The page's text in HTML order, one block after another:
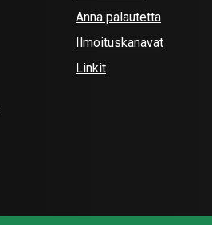
Anna palautetta
Ilmoituskanavat
Linkit